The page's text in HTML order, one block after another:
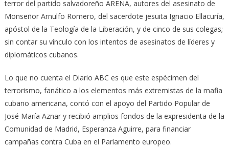
terror del partido salvadoreño ARENA, autores del asesinato de
Monseñor Arnulfo Romero, del sacerdote jesuita Ignacio Ellacuría,
apóstol de la Teología de la Liberación, y de cinco de sus colegas;
sin contar su vínculo con los intentos de asesinatos de líderes y
diplomáticos cubanos.
Lo que no cuenta el Diario ABC es que este espécimen del
terrorismo, fanático a los elementos más extremistas de la mafia
cubano americana, contó con el apoyo del Partido Popular de
José María Aznar y recibió amplios fondos de la expresidenta de la
Comunidad de Madrid, Esperanza Aguirre, para financiar
campañas contra Cuba en el Parlamento europeo.